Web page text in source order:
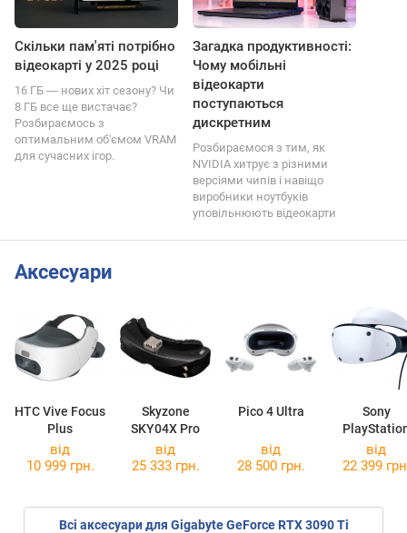
Скільки пам'яті потрібно
відеокарті у 2025 році
16 ГБ ― нових хіт сезону? Чи
8 ГБ все ще вистачає?
Розбираємось з
оптимальним об'ємом VRAM
для сучасних ігор.
Загадка продуктивності:
Чому мобільні
відеокарти
поступаються
дискретним
Розбираємося з тим, як
NVIDIA хитрує з різними
версіями чипів і навіщо
виробники ноутбуків
уповільнюють відеокарти
Аксесуари
HTC Vive Focus
Plus
Skyzone
SKY04X Pro
Pico 4 Ultra
Sony
VR2 2023
Game
від
10 999 грн.
від
25 333 грн.
від
28 500 грн.
від
22 399
Всі аксесуари для Gigabyte GeForce RTX 3090 Ti